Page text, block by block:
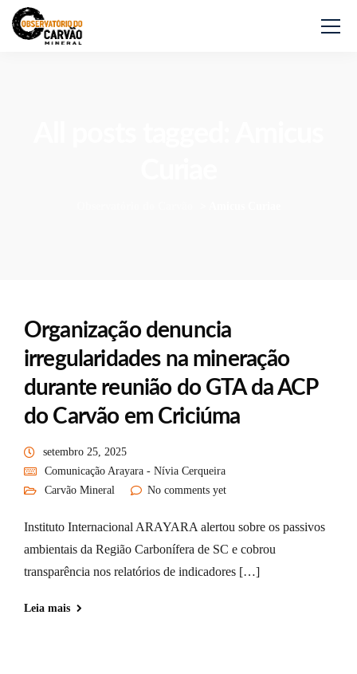
Organização denuncia
irregularidades na mineração
durante reunião do GTA da ACP
do Carvão em Criciúma
setembro 25, 2025
Comunicação Arayara - Nívia Cerqueira
Carvão Mineral
No comments yet
Instituto Internacional ARAYARA alertou sobre os passivos
ambientais da Região Carbonífera de SC e cobrou
transparência nos relatórios de indicadores […]
Leia mais